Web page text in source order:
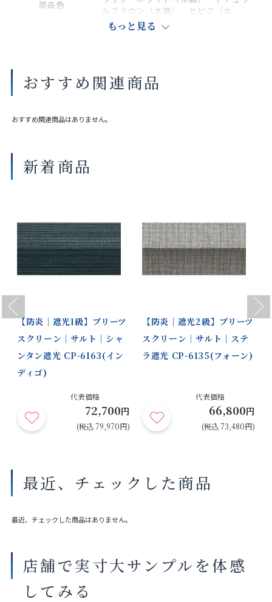
部品色
ルブラウン（木調） セピア（木
調） ダークブラウン（木調）
サイズや仕様によって価格が異なります。
製品タイプや生地の組み合わせによって製作可能な寸法や仕様が異な
操作性等は店舗にてご確認ください。
がございます。
もっと見る
おすすめ関連商品
おすすめ関連商品はありません。
新着商品
Previous
【防炎｜遮光1級】プリーツ
スクリーン｜サルト｜シャ
ンタン遮光 CP-6163(イン
ディゴ)
代表価格
72,700円
(税込 79,970円)
【防炎｜遮光2級】プリーツ
スクリーン｜サルト｜ステ
ラ遮光 CP-6135(フォーン)
代表価格
66,800円
(税込 73,480円)
Next
最近、チェックした商品
最近、チェックした商品はありません。
店舗で実寸大サンプルを体感
してみる